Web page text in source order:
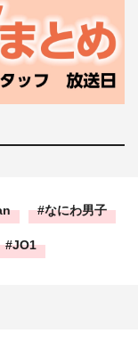
なにわ男子
JO1